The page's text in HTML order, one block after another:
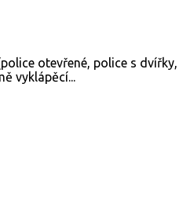
otevřené, police s dvířky,
vyklápěcí...